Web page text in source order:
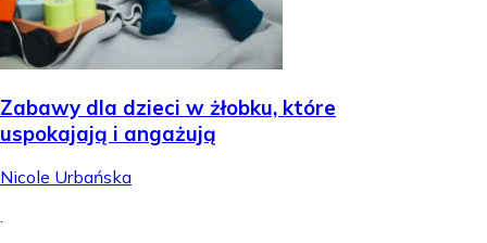
Zabawy dla dzieci w żłobku, które
uspokajają i angażują
Nicole Urbańska
.